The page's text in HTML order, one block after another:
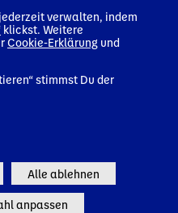
verwalten, indem
klickst. Weitere
Cookie-Erklärung und
stimmst Du der
Alle ablehnen
anpassen